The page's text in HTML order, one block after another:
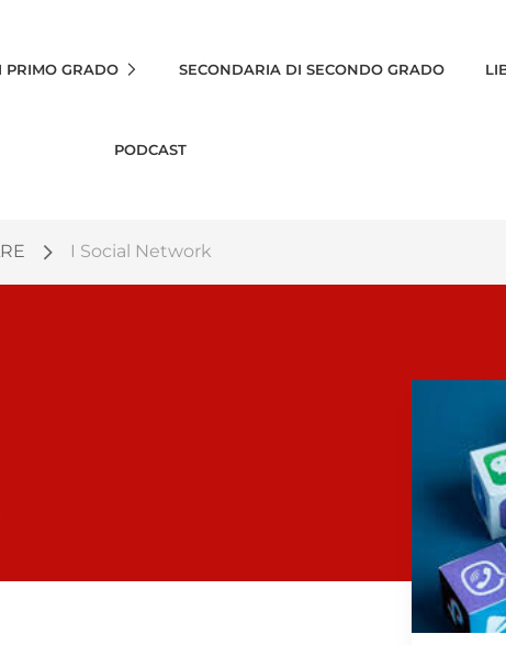
PRIMO GRADO SECONDARIA DI SECONDO GRADO
PODCAST
I Social Network